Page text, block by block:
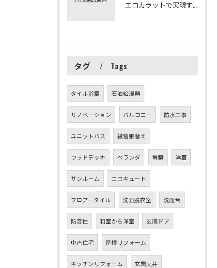
タグ Tags
タイル浴室 石油給湯器
リノベーション バルコニー 防水工事
ユニットバス 絨毯張替え
ウッドデッキ ベランダ 増築 洋室
サンルーム エコキュート
フロアータイル 洗面脱衣室 洗面台
防音性 和室から洋室 玄関ドア
中古住宅 屋根リフォーム
キッチンリフォーム 玄関天井